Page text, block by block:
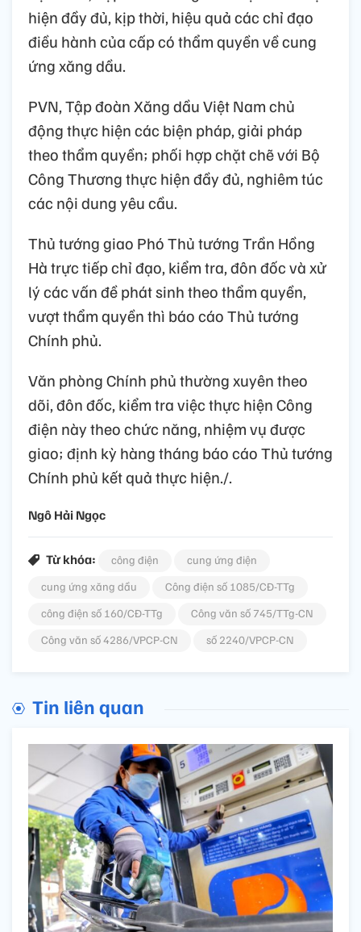
hiện đầy đủ, kịp thời, hiệu quả các chỉ đạo
điều hành của cấp có thẩm quyền về cung
ứng xăng dầu.
PVN, Tập đoàn Xăng dầu Việt Nam chủ
động thực hiện các biện pháp, giải pháp
theo thẩm quyền; phối hợp chặt chẽ với Bộ
Công Thương thực hiện đầy đủ, nghiêm túc
các nội dung yêu cầu.
Thủ tướng giao Phó Thủ tướng Trần Hồng
Hà trực tiếp chỉ đạo, kiểm tra, đôn đốc và xử
lý các vấn đề phát sinh theo thẩm quyền,
vượt thẩm quyền thì báo cáo Thủ tướng
Chính phủ.
Văn phòng Chính phủ thường xuyên theo
dõi, đôn đốc, kiểm tra việc thực hiện Công
điện này theo chức năng, nhiệm vụ được
giao; định kỳ hàng tháng báo cáo Thủ tướng
Chính phủ kết quả thực hiện./.
Ngô Hải Ngọc
Từ khóa: công điện
cung ứng điện
cung ứng xăng dầu
Công điện số 1085/CĐ-TTg
công điện số 160/CĐ-TTg
Công văn số 745/TTg-CN
Công văn số 4286/VPCP-CN
số 2240/VPCP-CN
Tin liên quan